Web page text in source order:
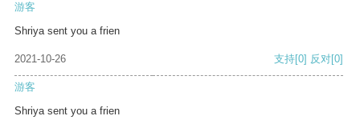
游客
Shriya sent you a frien
2021-10-26 支持[0] 反对[0]
游客
Shriya sent you a frien